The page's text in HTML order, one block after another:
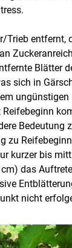
Trieb entfernt,
Blätter
sich in
Bedeutung
zu
kurzer bis
das
nicht